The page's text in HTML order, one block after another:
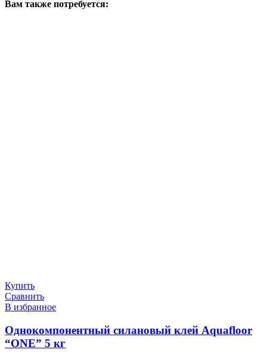
Вам также потребуется:
Купить
Сравнить
В избранное
Однокомпонентный силановый клей Aquafloor
“ONE” 5 кг